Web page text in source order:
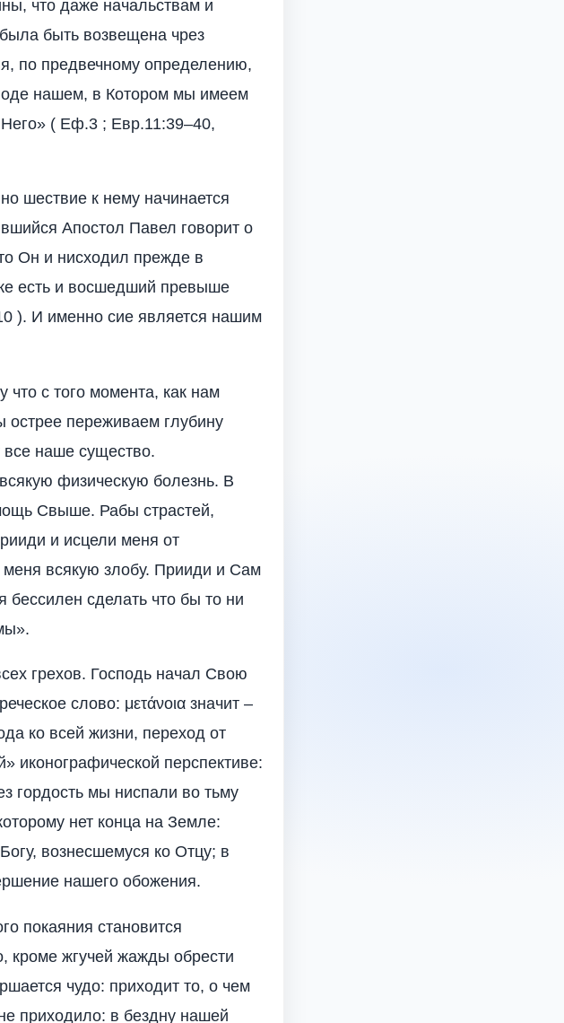
что даже начальствам и
быть возвещена чрез
по предвечному определению,
нашем, в Котором мы имеем
( Еф.3 ; Евр.11:39–40,
шествие к нему начинается
Апостол Павел говорит о
Он и нисходил прежде в
есть и восшедший превыше
). И именно сие является нашим
с того момента, как нам
острее переживаем глубину
все наше существо.
физическую болезнь. В
Свыше. Рабы страстей,
и исцели меня от
всякую злобу. Прииди и Сам
сделать что бы то ни
грехов. Господь начал Свою
слово: μετάνοια значит –
ко всей жизни, переход от
иконографической перспективе:
гордость мы ниспали во тьму
нет конца на Земле:
вознесшемуся ко Отцу; в
нашего обожения.
покаяния становится
кроме жгучей жажды обрести
чудо: приходит то, о чем
приходило: в бездну нашей